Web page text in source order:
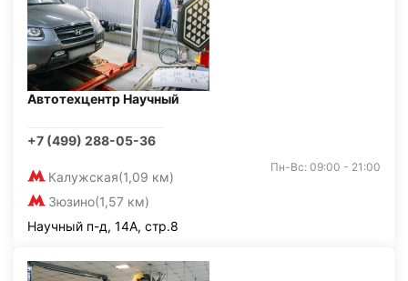
Автотехцентр Научный
+7 (499) 288-05-36
Калужская(1,09 км)
Зюзино(1,57 км)
Пн-Вс: 09:00 - 21:00
Научный п-д, 14А, стр.8